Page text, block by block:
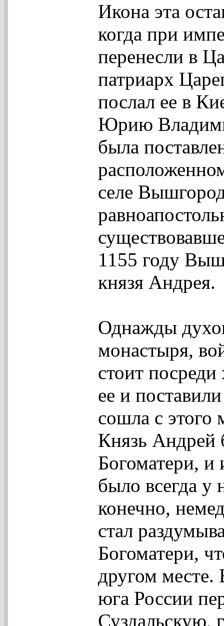
Икона эта
когда при
перенесли в
патриарх
послал ее в
Юрию
была
селе
1155 году
князя Андрея.
Однажды
монастыря,
стоит
ее и
сошла с этого
Князь Андрей
Богоматери, и
было всегда у
конечно,
стал
Богоматери,
другом
юга России
Суздальскую,